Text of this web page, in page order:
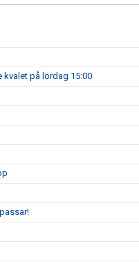
på lördag 15:00